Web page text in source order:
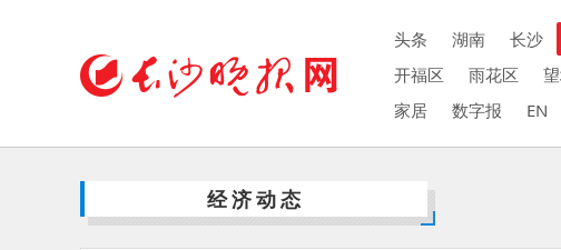
头条 湖南 长沙
开福区
雨花区
家居
数字报 EN
经济动态